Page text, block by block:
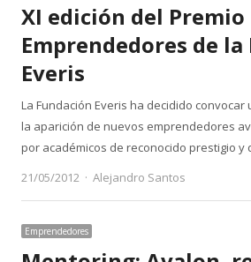
XI edición del Premio
Emprendedores de la
Everis
La Fundación Everis ha decidido
la aparición de nuevos emprendedores
por académicos de reconocido prestigio y
21/05/2012
Author
Alejandro Santos
Emprendedores